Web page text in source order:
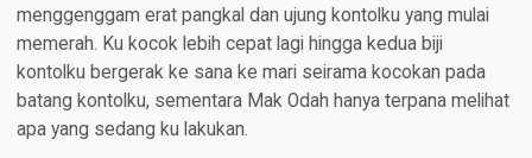
menggenggam erat pangkal dan ujung kontolku yang mulai
memerah. Ku kocok lebih cepat lagi hingga kedua biji
kontolku bergerak ke sana ke mari seirama kocokan pada
batang kontolku, sementara Mak Odah hanya terpana melihat
apa yang sedang ku lakukan.